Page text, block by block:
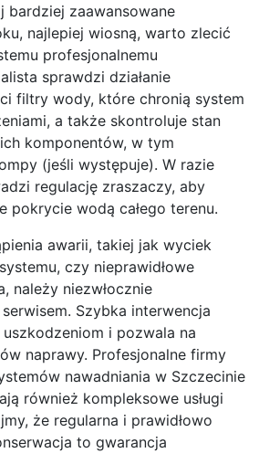
bardziej zaawansowane
najlepiej wiosną, warto zlecić
profesjonalnemu
sprawdzi działanie
filtry wody, które chronią system
a także skontroluje stan
komponentów, w tym
(jeśli występuje). W razie
regulację zraszaczy, aby
pokrycie wodą całego terenu.
awarii, takiej jak wyciek
czy nieprawidłowe
należy niezwłocznie
Szybka interwencja
i pozwala na
naprawy. Profesjonalne firmy
nawadniania w Szczecinie
również kompleksowe usługi
że regularna i prawidłowo
to gwarancja